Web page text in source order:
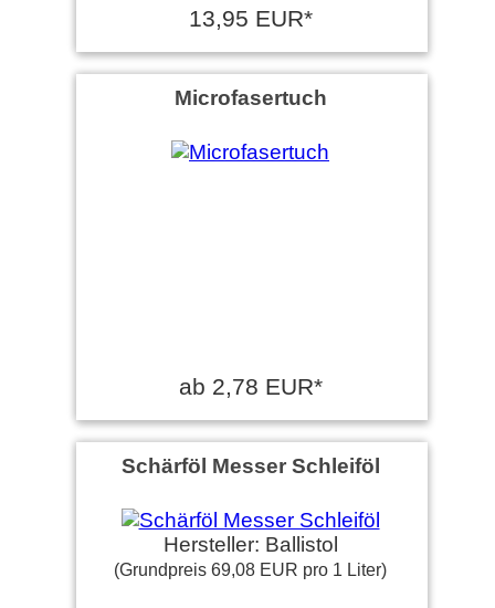
13,95 EUR*
Microfasertuch
ab 2,78 EUR*
Schärföl Messer Schleiföl
Hersteller: Ballistol
(Grundpreis 69,08 EUR pro 1 Liter)